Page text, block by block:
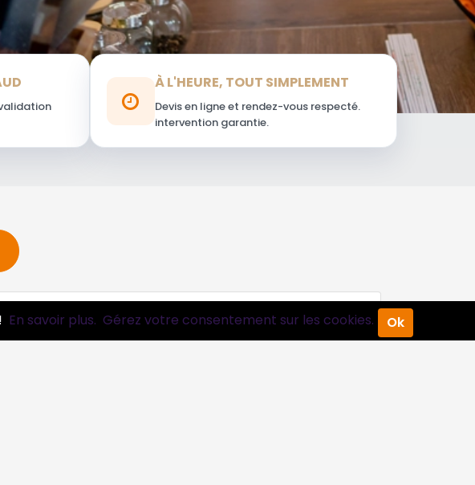
À L'HEURE, TOUT SIMPLEMENT
Devis en ligne et rendez-vous respecté.
intervention garantie.
En savoir plus. Gérez votre consentement sur les cookies. Ok